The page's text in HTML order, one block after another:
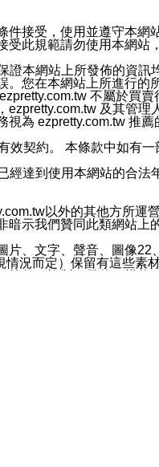
提供的郵件地址與您取
。
傳送重要訊息給您。即
息以對您有效且重要的
本公司/本服務所傳來的
設定中，同意接收通知
LINE 官方帳號。
作如下：
」
，將不會接收到來自任何
件接受，使用並遵守本網
受此規範請勿使用本網站
證本網站上所發佈的資
。您在本網站上所進行的
不屬於買
ezpretty.com.tw 及其管
視為 ezpretty.com.tw 推
效契約。 本條款中如有
經達到使用本網站的合
以外的其他方所運
暗示我們贊同此類網站上
片、文字、聲音、圖像
情況而定）保留有這些